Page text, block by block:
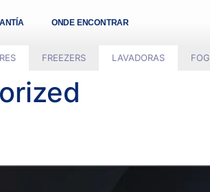
ONDE ENCONTRAR
FREEZERS LAVADORAS